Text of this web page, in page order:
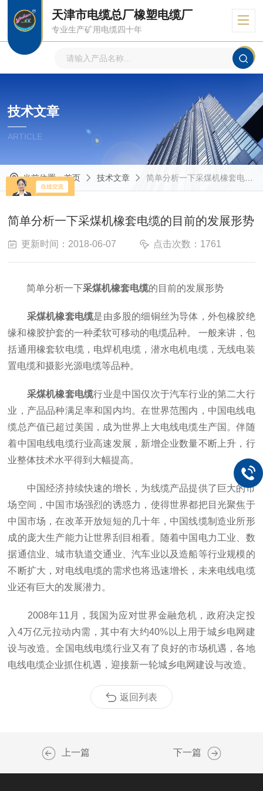
天津市电缆总厂橡塑电缆厂
专业生产矿用电缆四十年
技术文章
ARTICLE
当前位置：首页 技术文章 简单分析一下采煤机橡套电缆的目前的发展形势
简单分析一下采煤机橡套电缆的目前的发展形势
更新时间：2018-06-07 点击次数：1761
简单分析一下采煤机橡套电缆的目前的发展形势
采煤机橡套电缆是由多股的细铜丝为导体，外包橡胶绝
缘和橡胶护套的一种柔软可移动的电缆品种。 一般来讲，包
括通用橡套软电缆，电焊机电缆，潜水电机电缆，无线电装
置电缆和摄影光源电缆等品种。
采煤机橡套电缆行业是中国仅次于汽车行业的第二大行
业，产品品种满足率和国内均。在世界范围内，中国电线电
缆总产值已超过美国，成为世界上大电线电缆生产国。伴随
着中国电线电缆行业高速发展，新增企业数量不断上升，行
业整体技术水平得到大幅提高。
中国经济持续快速的增长，为线缆产品提供了巨大的市
场空间，中国市场强烈的诱惑力，使得世界都把目光聚焦于
中国市场，在改革开放短短的几十年，中国线缆制造业所形
成的庞大生产能力让世界刮目相看。随着中国电力工业、数
据通信业、城市轨道交通业、汽车业以及造船等行业规模的
不断扩大，对电线电缆的需求也将迅速增长，未来电线电缆
业还有巨大的发展潜力。
2008年11月，我国为应对世界金融危机，政府决定投
入4万亿元拉动内需，其中有大约40%以上用于城乡电网建
设与改造。全国电线电缆行业又有了良好的市场机遇，各地
电线电缆企业抓住机遇，迎接新一轮城乡电网建设与改造。
返回列表
上一篇 下一篇